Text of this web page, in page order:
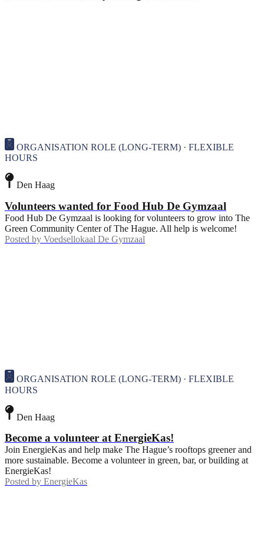
ORGANISATION ROLE (LONG-TERM) · FLEXIBLE
HOURS
Den Haag
Volunteers wanted for Food Hub De Gymzaal
Food Hub De Gymzaal is looking for volunteers to grow into The
Green Community Center of The Hague. All help is welcome!
Posted by Voedsellokaal De Gymzaal
ORGANISATION ROLE (LONG-TERM) · FLEXIBLE
HOURS
Den Haag
Become a volunteer at EnergieKas!
Join EnergieKas and help make The Hague’s rooftops greener and
more sustainable. Become a volunteer in green, bar, or building at
EnergieKas!
Posted by EnergieKas